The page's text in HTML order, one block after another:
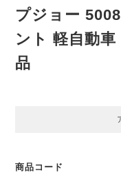
プジョー
ント 軽自動
品
商品コード